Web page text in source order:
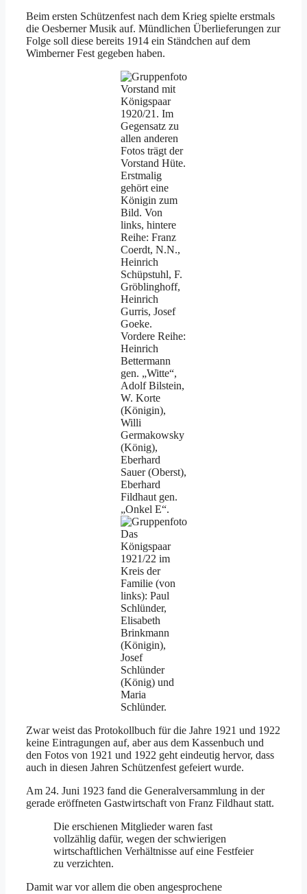
Beim ersten Schützenfest nach dem Krieg spielte erstmals
die Oesberner Musik auf. Mündlichen Überlieferungen zur
Folge soll diese bereits 1914 ein Ständchen auf dem
Wimberner Fest gegeben haben.
Vorstand mit
Königspaar
1920/21. Im
Gegensatz zu
allen anderen
Fotos trägt der
Vorstand Hüte.
Erstmalig
gehört eine
Königin zum
Bild. Von
links, hintere
Reihe: Franz
Coerdt, N.N.,
Heinrich
Schüpstuhl, F.
Gröblinghoff,
Heinrich
Gurris, Josef
Goeke.
Vordere Reihe:
Heinrich
Bettermann
gen. „Witte“,
Adolf Bilstein,
W. Korte
(Königin),
Willi
Germakowsky
(König),
Eberhard
Sauer (Oberst),
Eberhard
Fildhaut gen.
„Onkel E“.
Das
Königspaar
1921/22 im
Kreis der
Familie (von
links): Paul
Schlünder,
Elisabeth
Brinkmann
(Königin),
Josef
Schlünder
(König) und
Maria
Schlünder.
Zwar weist das Protokollbuch für die Jahre 1921 und 1922
keine Eintragungen auf, aber aus dem Kassenbuch und
den Fotos von 1921 und 1922 geht eindeutig hervor, dass
auch in diesen Jahren Schützenfest gefeiert wurde.
Am 24. Juni 1923 fand die Generalversammlung in der
gerade eröffneten Gastwirtschaft von Franz Fildhaut statt.
Die erschienen Mitglieder waren fast
vollzählig dafür, wegen der schwierigen
wirtschaftlichen Verhältnisse auf eine Festfeier
zu verzichten.
Damit war vor allem die oben angesprochene